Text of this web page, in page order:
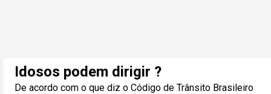
Idosos podem dirigir ?
De acordo com o que diz o Código de Trânsito Brasileiro